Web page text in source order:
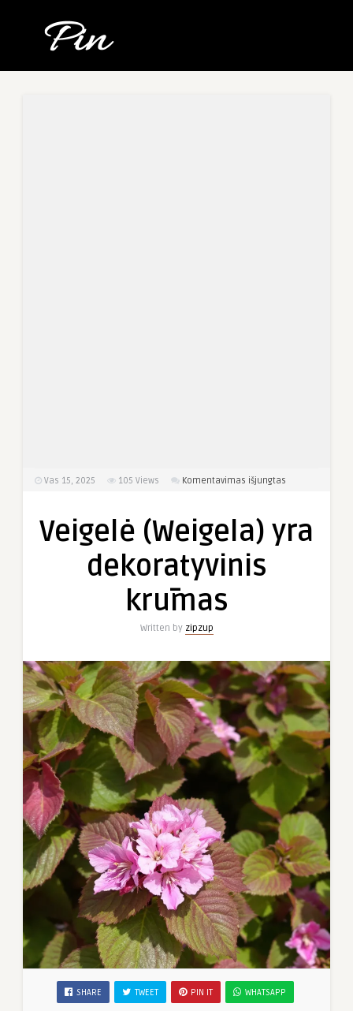
Vas 15, 2025 105 Views Komentavimas išjungtas
yra
Veigelė (Weigela) yra
dekoratyvinis
krūmas
Written by zipzup
SHARE TWEET PIN IT WHATSAPP